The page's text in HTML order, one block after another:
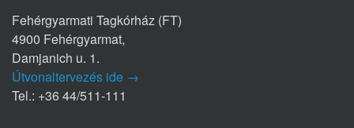
Fehérgyarmati Tagkórház (FT)
4900 Fehérgyarmat,
Damjanich u. 1.
Útvonaltervezés ide →
Tel.: +36 44/511-111